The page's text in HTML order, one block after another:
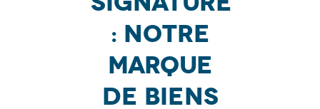
: notre
marque
de biens